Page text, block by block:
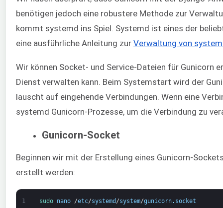
benötigen jedoch eine robustere Methode zur
kommt systemd ins Spiel. Systemd ist eines der
eine ausführliche Anleitung zur Verwaltung von
Wir können Socket- und Service-Dateien für Gunicorn
Dienst verwalten kann. Beim Systemstart wird der
lauscht auf eingehende Verbindungen. Wenn eine
systemd Gunicorn-Prozesse, um die Verbindung zu
Gunicorn-Socket
Beginnen wir mit der Erstellung eines Gunicorn-
erstellt werden:
1 sudo nano /etc/systemd /system/gunicorn. socket